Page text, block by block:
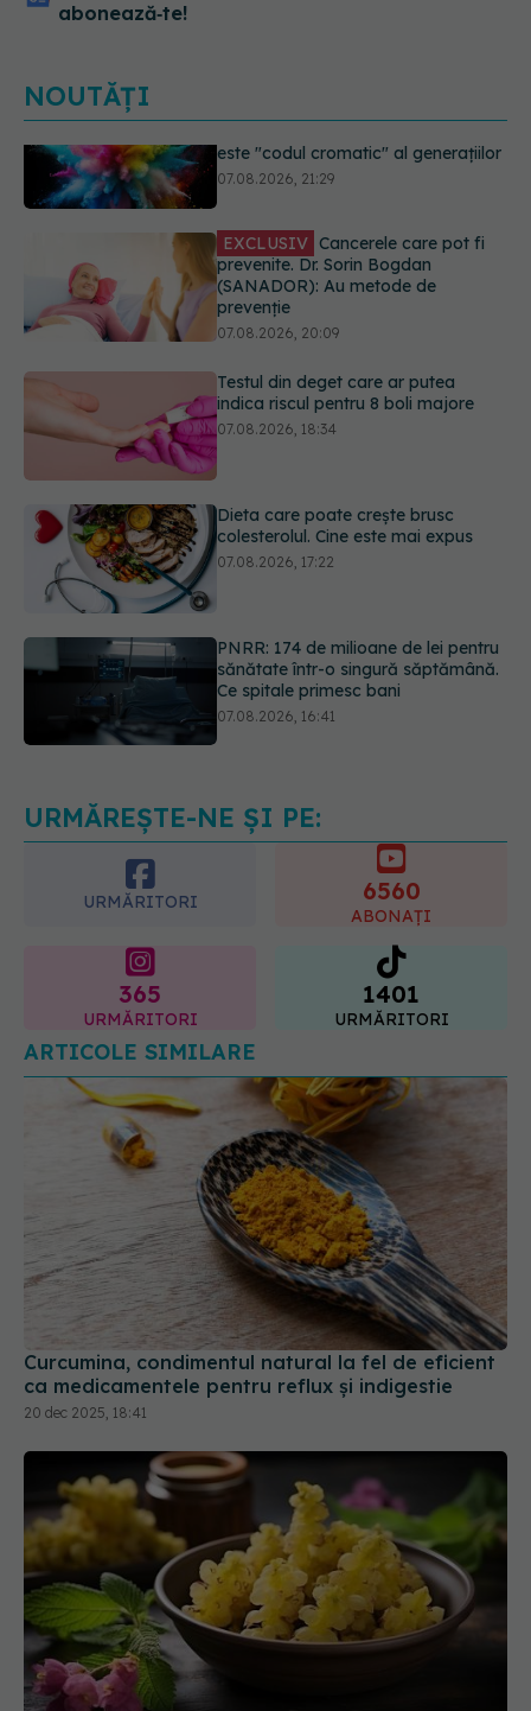
abonează‑te!
NOUTĂȚI
EXCLUSIV Cancerele care pot fi
prevenție
07.08.2026, 20:09
Testul din deget care ar putea
indica riscul pentru 8 boli majore
07.08.2026, 16:41
Ce spune culoarea ta preferată
URMĂREȘTE-NE ȘI PE:
URMĂRITORI 6560
ABONAȚI
365
URMĂRITORI
1401
URMĂRITORI
ARTICOLE SIMILARE
Curcumina, condimentul natural la fel de eficient
ca medicamentele pentru reflux și indigestie
20 dec 2025, 18:41